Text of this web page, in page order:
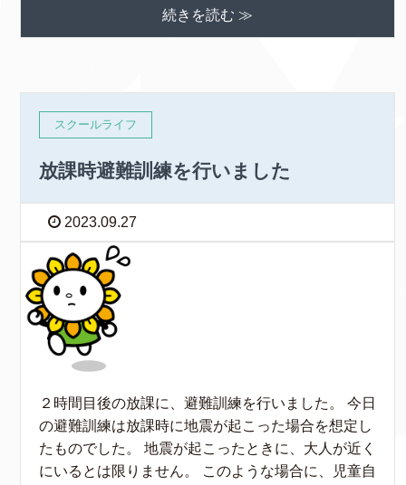
続きを読む ≫
スクールライフ
放課時避難訓練を行いました
2023.09.27
２時間目後の放課に、避難訓練を行いました。 今日
の避難訓練は放課時に地震が起こった場合を想定し
たものでした。 地震が起こったときに、大人が近く
にいるとは限りません。 このような場合に、児童自